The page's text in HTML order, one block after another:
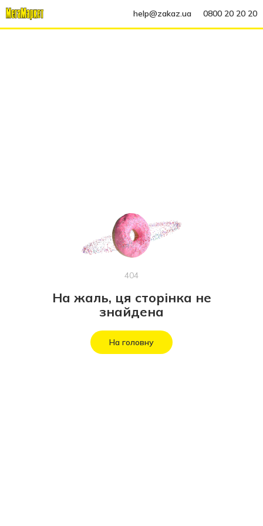
help@zakaz.ua 0800 20 20 20
404
На жаль, ця сторінка не
знайдена
На головну